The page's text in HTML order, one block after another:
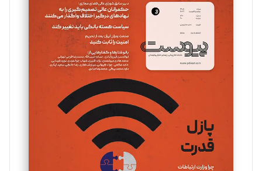
سروش کرمیان
تحریریه
مینا پاکدل
یسنا امان‌پور
تحریریه